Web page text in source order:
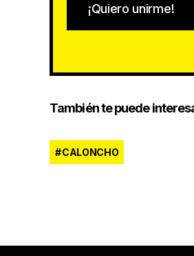
¡Quiero unirme!
También te puede
CALONCHO